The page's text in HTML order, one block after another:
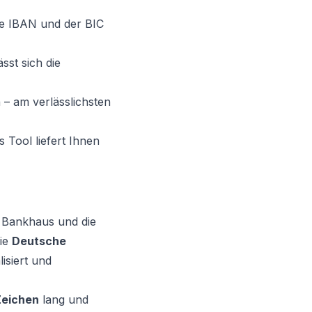
IBAN und der BIC
sich die
am verlässlichsten
Tool liefert Ihnen
und die
Deutsche
und
lang und